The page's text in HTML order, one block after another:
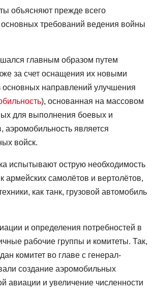
объясняют прежде всего
требований ведения войны
главным образом путем
за счет оснащения их новыми
направлений улучшения
), основанная на массовом
для выполнения боевых и
является
войск.
испытывают острую необходимость
армейских самолётов и вертолётов,
как танк, грузовой автомобиль
и определения потребностей в
рабочие группы и комитеты. Так,
комитет во главе с генерал-
создание аэромобильных
авиации и увеличение численности